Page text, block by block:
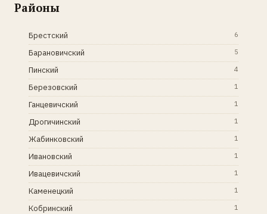
Районы
Брестский 6
Барановичский 5
Пинский 4
Березовский 1
Ганцевичский 1
Дрогичинский 1
Жабинковский 1
Ивановский 1
Ивацевичский 1
Каменецкий 1
Кобринский 1